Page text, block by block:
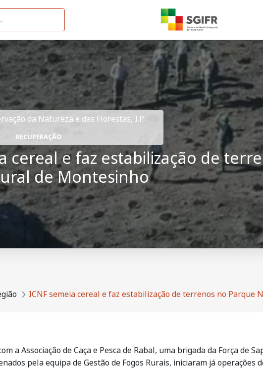
da Natureza e das Florestas, I.P.
RECUPERAÇÃO
cereal e faz estabilização de
de Montesinho
ICNF semeia cereal e faz estabilização de terrenos no Parque
a Associação de Caça e Pesca de Rabal, uma brigada da Força de
pela equipa de Gestão de Fogos Rurais, iniciaram já